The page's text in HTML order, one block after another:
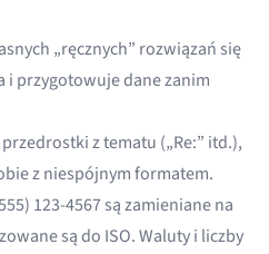
„ręcznych” rozwiązań się
i przygotowuje dane zanim
z tematu („Re:” itd.),
z niespójnym formatem.
123-4567 są zamieniane na
są do ISO. Waluty i liczby